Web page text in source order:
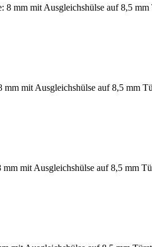
mm mit Ausgleichshülse auf 8,5
mit Ausgleichshülse auf 8,5 mm
mit Ausgleichshülse auf 8,5 mm